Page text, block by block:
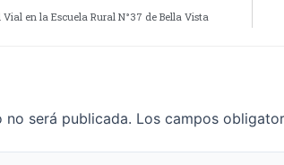
en la Escuela Rural N°37 de Bella Vista
será publicada. Los campos